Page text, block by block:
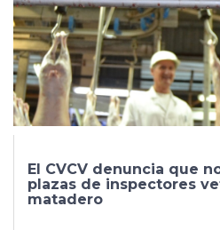
El CVCV denuncia que
plazas de inspectores
matadero